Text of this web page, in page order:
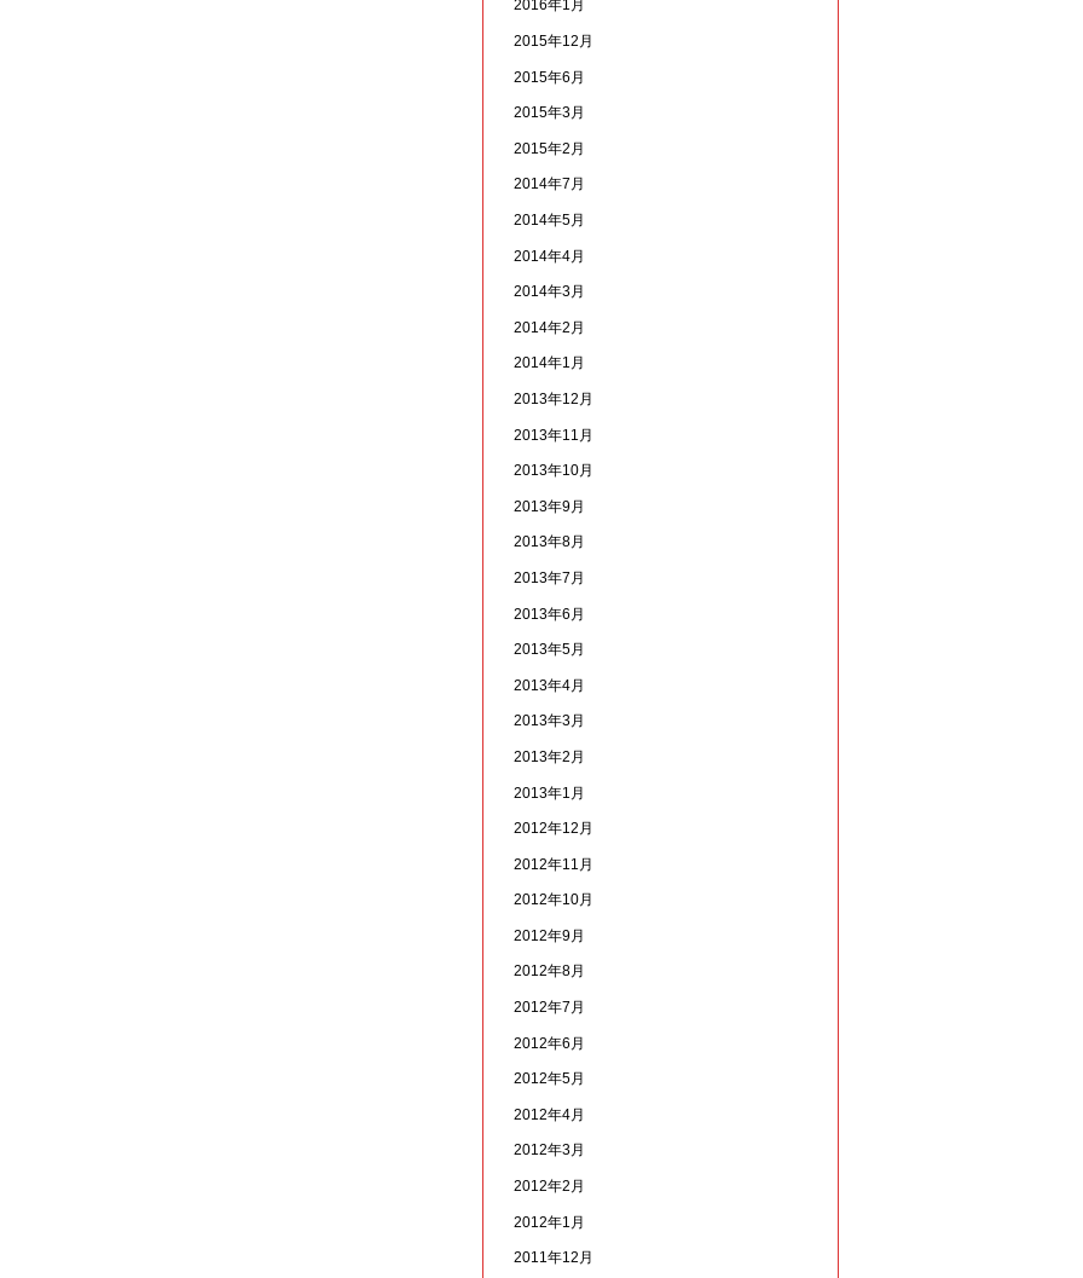
2016年1月
2015年12月
2015年6月
2015年3月
2015年2月
2014年7月
2014年5月
2014年4月
2014年3月
2014年2月
2014年1月
2013年12月
2013年11月
2013年10月
2013年9月
2013年8月
2013年7月
2013年6月
2013年5月
2013年4月
2013年3月
2013年2月
2013年1月
2012年12月
2012年11月
2012年10月
2012年9月
2012年8月
2012年7月
2012年6月
2012年5月
2012年4月
2012年3月
2012年2月
2012年1月
2011年12月